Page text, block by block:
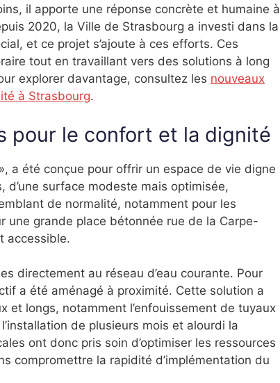
il apporte une réponse concrète et humaine à
2020, la Ville de Strasbourg a investi dans la
et ce projet s’ajoute à ces efforts. Ces
tout en travaillant vers des solutions à long
explorer davantage, consultez les nouveaux
à Strasbourg.
pour le confort et la dignité
a été conçue pour offrir un espace de vie digne
surface modeste mais optimisée,
de normalité, notamment pour les
une grande place bétonnée rue de la Carpe-
accessible.
directement au réseau d’eau courante. Pour
a été aménagé à proximité. Cette solution a
et longs, notamment l’enfouissement de tuyaux
de plusieurs mois et alourdi la
ont donc pris soin d’optimiser les ressources
compromettre la rapidité d’implémentation du